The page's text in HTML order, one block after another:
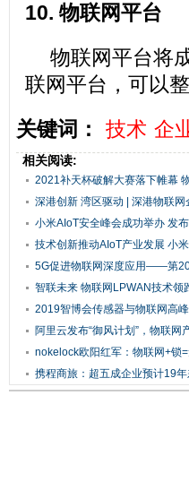
10. 物联网平台
物联网平台将
联网平台，可以
关键词：
技术 企
相关阅读:
2021补天杯破解大赛落下帷幕
深港创新 湾区驱动 | 深港物联网
小米AIoT安全峰会成功举办 发
技术创新推动AIoT产业发展 小
5G促进物联网深度应用——第
智联未来 物联网LPWAN技术领
2019智博会传感器与物联网高
阿里云发布“御风计划”，物联网
nokelock欧阳红军：物联网+锁
携程商旅：超五成企业预计19